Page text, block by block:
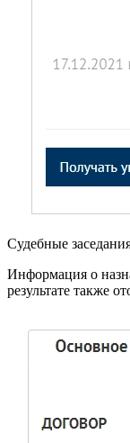
Судебные
Информация о
результате также